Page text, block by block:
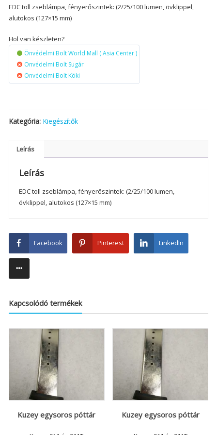
EDC toll zseblámpa, fényerőszintek: (2/25/100 lumen, övklippel,
alutokos (127×15 mm)
Hol van készleten?
Önvédelmi Bolt World Mall ( Asia Center )
Önvédelmi Bolt Sugár
Önvédelmi Bolt Köki
Kategória: Kiegészítők
Leírás
Leírás
EDC toll zseblámpa, fényerőszintek: (2/25/100 lumen,
övklippel, alutokos (127×15 mm)
Facebook Pinterest LinkedIn
Kapcsolódó termékek
Kuzey egysoros póttár Kuzey egysoros póttár